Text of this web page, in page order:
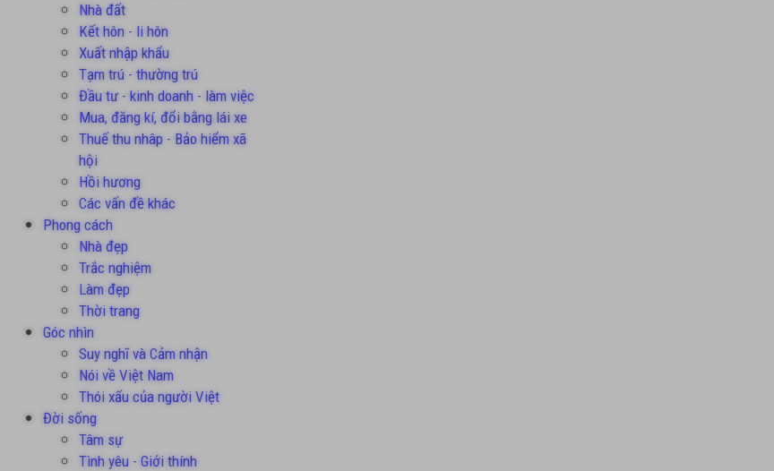
Nhà đất
Kết hôn - li hôn
Xuất nhập khẩu
Tạm trú - thường trú
Đầu tư - kinh doanh - làm việc
Mua, đăng kí, đổi bằng lái xe
Thuế thu nhâp - Bảo hiểm xã
hội
Hồi hương
Các vấn đề khác
Phong cách
Nhà đẹp
Trắc nghiệm
Làm đẹp
Thời trang
Góc nhìn
Suy nghĩ và Cảm nhận
Nói về Việt Nam
Thói xấu của người Việt
Đời sống
Tâm sự
Tình yêu - Giới thính